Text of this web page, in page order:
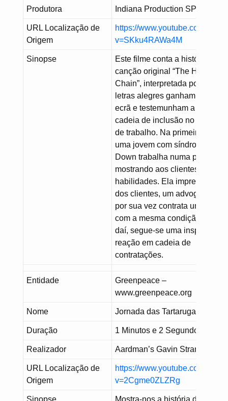
Produtora Indiana Production SPA
URL Localização de
Origem
https://www.youtube.com/
v=SKku4RAWa4M
Sinopse
Este filme conta a história da
canção original “The Hiring
Chain”, interpretada por Sting.
letras alegres ganham vida no
ecrã e testemunham a virtuosa
cadeia de inclusão no
de trabalho. Na primeira cena,
uma jovem com síndrome de
Down trabalha numa padaria
mostrando aos clientes suas
habilidades. Ela impressiona
dos clientes, um advogado,
por sua vez contrata um jovem
com a mesma condição. A
daí, segue-se uma inspiradora
reação em cadeia de
contratações.
Entidade
Greenpeace –
www.greenpeace.org
Nome Jornada das Tartarugas
Duração 1 Minutos e 2 Segundos
Realizador Aardman’s Gavin Strange
URL Localização de
Origem
https://www.youtube.com/
v=2Cgme0ZLZRg
Sinopse
Mostra-nos a história de uma